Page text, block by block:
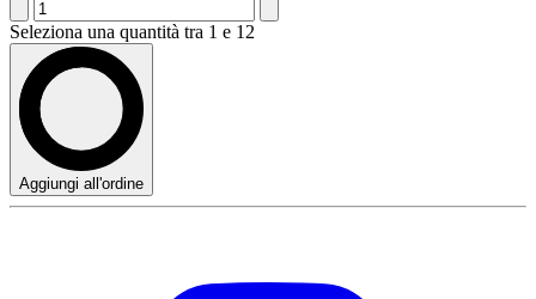
Seleziona una quantità tra 1 e 12
Aggiungi all'ordine